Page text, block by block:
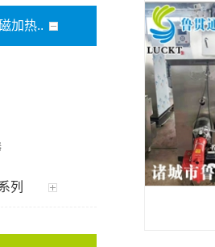
加热..
列